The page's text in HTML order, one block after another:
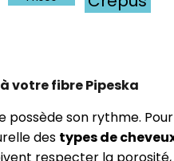
votre fibre Pipeska
possède son rythme. Pour
des types de
respecter la porosité,